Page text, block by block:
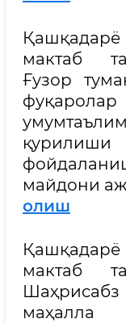
Қашқадарё
мактаб
Ғузор
майдони
олиш
Қашқадарё
мактаб
маҳалла